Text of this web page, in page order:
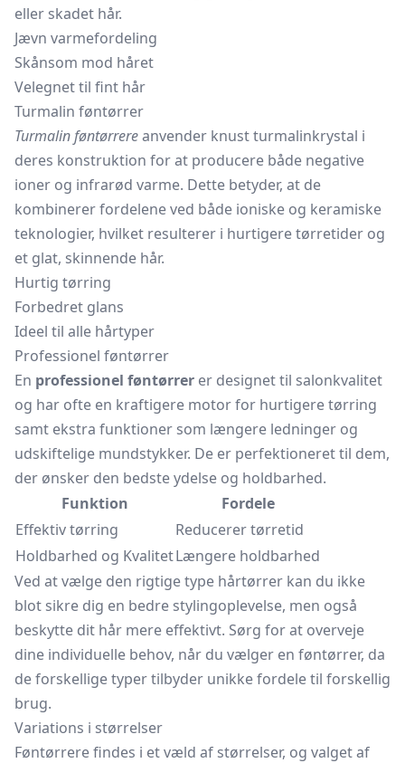
eller skadet hår.
Jævn varmefordeling
Skånsom mod håret
Velegnet til fint hår
Turmalin føntørrer
Turmalin føntørrereanvender knust turmalinkrystal i
deres konstruktion for at producere både negative
ioner og infrarød varme. Dette betyder, at de
kombinerer fordelene ved både ioniske og keramiske
teknologier, hvilket resulterer i hurtigere tørretider og
et glat, skinnende hår.
Hurtig tørring
Forbedret glans
Ideel til alle hårtyper
Professionel føntørrer
En professionel føntørrer er designet til salonkvalitet
og har ofte en kraftigere motor for hurtigere tørring
samt ekstra funktioner som længere ledninger og
udskiftelige mundstykker. De er perfektioneret til dem,
der ønsker den bedste ydelse og holdbarhed.
Funktion
Fordele
Effektiv tørring
Reducerer tørretid
Holdbarhed og KvalitetLængere holdbarhed
Ved at vælge den rigtige type hårtørrer kan du ikke
blot sikre dig en bedre stylingoplevelse, men også
beskytte dit hår mere effektivt. Sørg for at overveje
dine individuelle behov, når du vælger en føntørrer, da
de forskellige typer tilbyder unikke fordele til forskellig
brug.
Variations i størrelser
Føntørrere findes i et væld af størrelser, og valget af